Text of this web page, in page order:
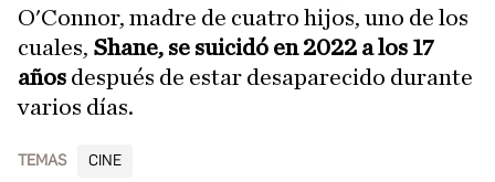
O'Connor, madre de cuatro hijos, uno de los
cuales, Shane, se suicidó en 2022 a los 17
años después de estar desaparecido durante
varios días.
TEMAS CINE